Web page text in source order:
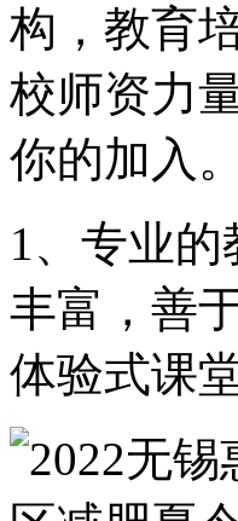
构，教育
校师资力
你的加入。
1、专业
丰富，善
体验式课